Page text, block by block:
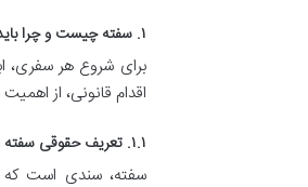
۱. سفته چیست و چرا باید آن را اجرا گذاشت؟
برای شروع هر سفری،
اقدام قانونی، از
۱.۱. تعریف حقوقی سفته و ارکان ضروری آن
سفته، سندی است که